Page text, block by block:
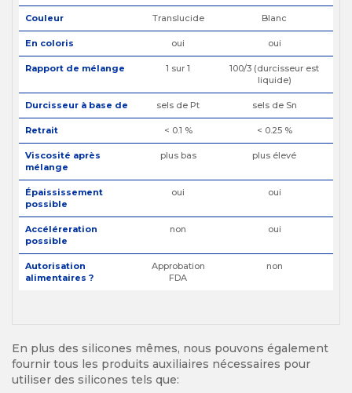
Couleur Translucide Blanc
En coloris oui oui
Rapport de mélange 1 sur 1
100/3 (durcisseur est
liquide)
Durcisseur à base de sels de Pt sels de Sn
Retrait < 0.1 % < 0.25 %
Viscosité après
mélange
plus bas plus élevé
Épaississement
possible
oui oui
Accéléreration
possible
non oui
Autorisation
alimentaires ?
Approbation
FDA
non
En plus des silicones mêmes, nous pouvons également
fournir tous les produits auxiliaires nécessaires pour
utiliser des silicones tels que: